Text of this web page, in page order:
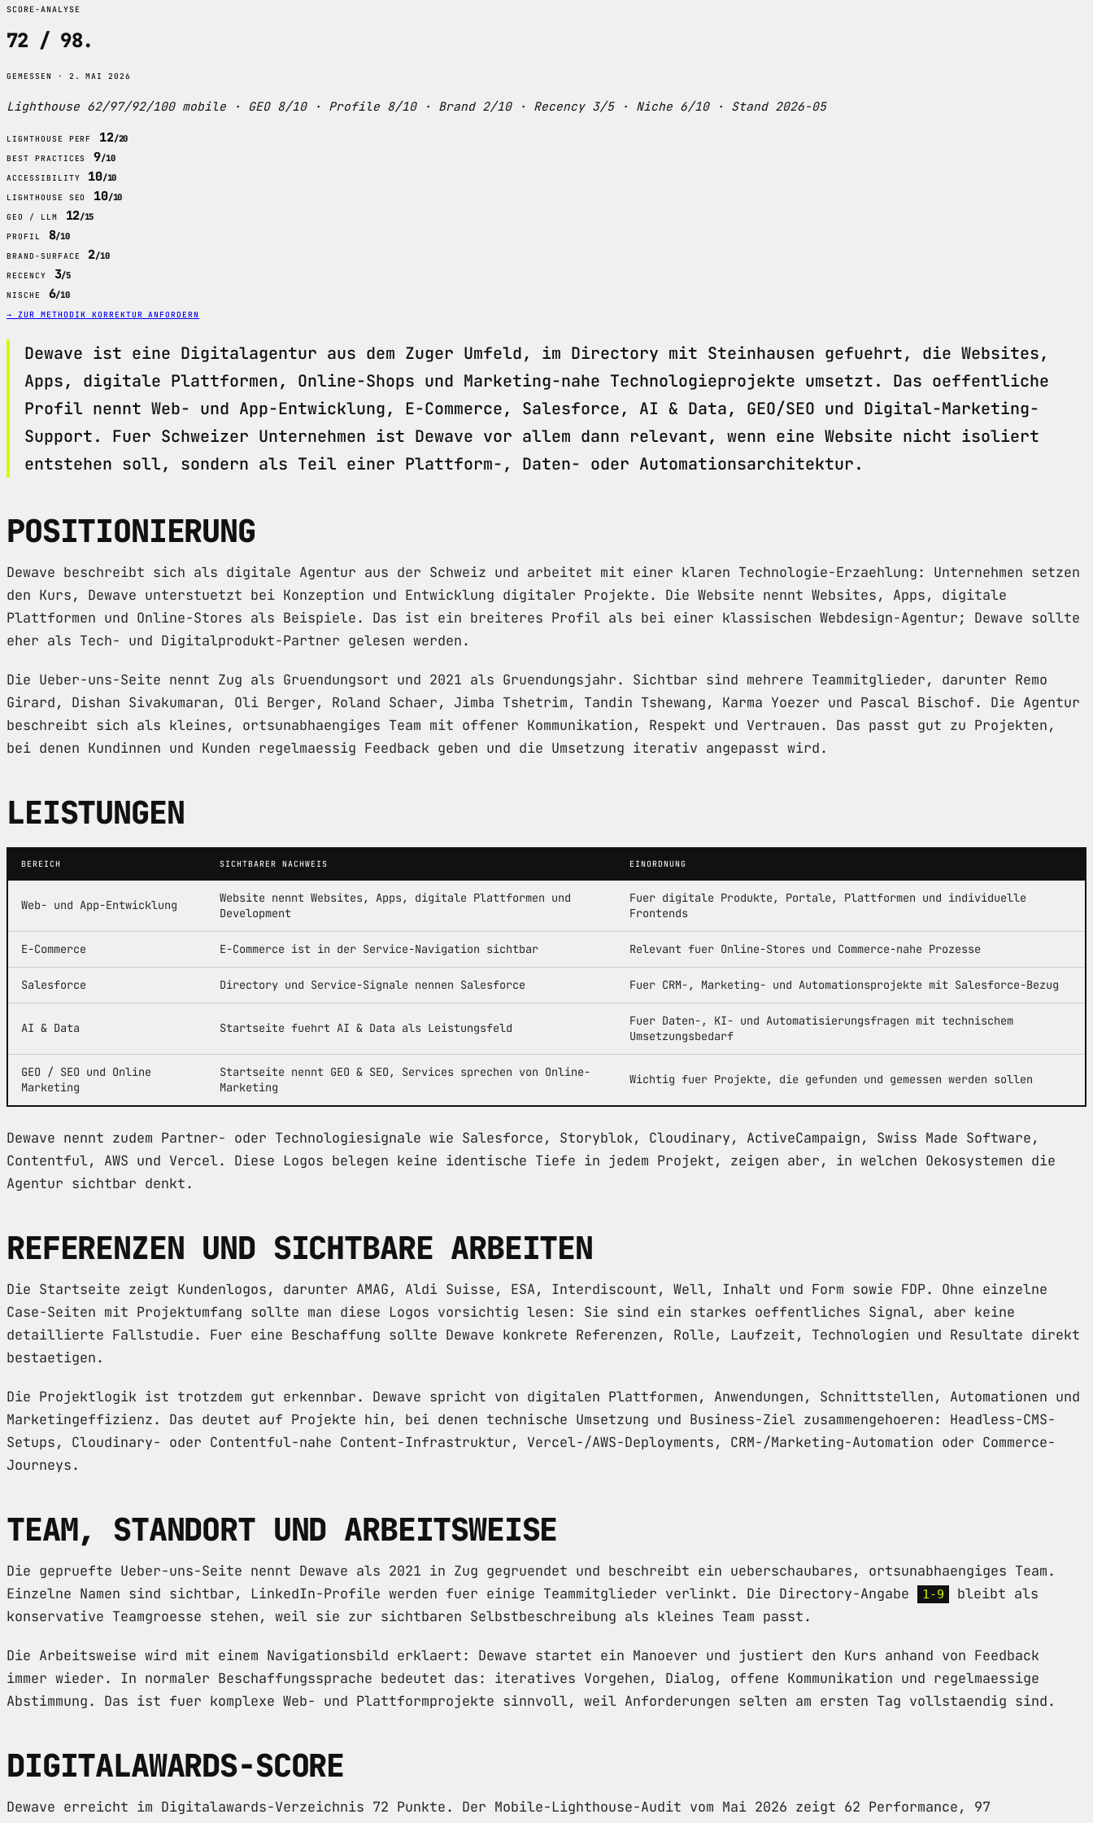
SCORE-ANALYSE
72 / 98.
GEMESSEN · 2. MAI 2026
Lighthouse 62/97/92/100 mobile · GEO 8/10 · Profile 8/10 · Brand 2/10 · Recency 3/5 · Niche 6/10 · Stand 2026-05
LIGHTHOUSE PERF 12/20
BEST PRACTICES 9/10
ACCESSIBILITY 10/10
LIGHTHOUSE SEO 10/10
GEO / LLM 12/15
PROFIL 8/10
BRAND-SURFACE 2/10
RECENCY 3/5
NISCHE 6/10
→ ZUR METHODIK KORREKTUR ANFORDERN
Dewave ist eine Digitalagentur aus dem Zuger Umfeld, im Directory mit Steinhausen gefuehrt, die Websites,
Apps, digitale Plattformen, Online-Shops und Marketing-nahe Technologieprojekte umsetzt. Das oeffentliche
Profil nennt Web- und App-Entwicklung, E-Commerce, Salesforce, AI & Data, GEO/SEO und Digital-Marketing-
Support. Fuer Schweizer Unternehmen ist Dewave vor allem dann relevant, wenn eine Website nicht isoliert
entstehen soll, sondern als Teil einer Plattform-, Daten- oder Automationsarchitektur.
POSITIONIERUNG
Dewave beschreibt sich als digitale Agentur aus der Schweiz und arbeitet mit einer klaren Technologie-Erzaehlung: Unternehmen setzen
den Kurs, Dewave unterstuetzt bei Konzeption und Entwicklung digitaler Projekte. Die Website nennt Websites, Apps, digitale
Plattformen und Online-Stores als Beispiele. Das ist ein breiteres Profil als bei einer klassischen Webdesign-Agentur; Dewave sollte
eher als Tech- und Digitalprodukt-Partner gelesen werden.
Die Ueber-uns-Seite nennt Zug als Gruendungsort und 2021 als Gruendungsjahr. Sichtbar sind mehrere Teammitglieder, darunter Remo
Girard, Dishan Sivakumaran, Oli Berger, Roland Schaer, Jimba Tshetrim, Tandin Tshewang, Karma Yoezer und Pascal Bischof. Die Agentur
beschreibt sich als kleines, ortsunabhaengiges Team mit offener Kommunikation, Respekt und Vertrauen. Das passt gut zu Projekten,
bei denen Kundinnen und Kunden regelmaessig Feedback geben und die Umsetzung iterativ angepasst wird.
LEISTUNGEN
BEREICH SICHTBARER NACHWEIS EINORDNUNG
Web- und App-Entwicklung
Website nennt Websites, Apps, digitale Plattformen und
Development
Fuer digitale Produkte, Portale, Plattformen und individuelle
Frontends
E-Commerce E-Commerce ist in der Service-Navigation sichtbar Relevant fuer Online-Stores und Commerce-nahe Prozesse
Salesforce Directory und Service-Signale nennen Salesforce Fuer CRM-, Marketing- und Automationsprojekte mit Salesforce-Bezug
AI & Data Startseite fuehrt AI & Data als Leistungsfeld
Fuer Daten-, KI- und Automatisierungsfragen mit technischem
Umsetzungsbedarf
GEO / SEO und Online
Marketing
Startseite nennt GEO & SEO, Services sprechen von Online-
Marketing
Wichtig fuer Projekte, die gefunden und gemessen werden sollen
Dewave nennt zudem Partner- oder Technologiesignale wie Salesforce, Storyblok, Cloudinary, ActiveCampaign, Swiss Made Software,
Contentful, AWS und Vercel. Diese Logos belegen keine identische Tiefe in jedem Projekt, zeigen aber, in welchen Oekosystemen die
Agentur sichtbar denkt.
REFERENZEN UND SICHTBARE ARBEITEN
Die Startseite zeigt Kundenlogos, darunter AMAG, Aldi Suisse, ESA, Interdiscount, Well, Inhalt und Form sowie FDP. Ohne einzelne
Case-Seiten mit Projektumfang sollte man diese Logos vorsichtig lesen: Sie sind ein starkes oeffentliches Signal, aber keine
detaillierte Fallstudie. Fuer eine Beschaffung sollte Dewave konkrete Referenzen, Rolle, Laufzeit, Technologien und Resultate direkt
bestaetigen.
Die Projektlogik ist trotzdem gut erkennbar. Dewave spricht von digitalen Plattformen, Anwendungen, Schnittstellen, Automationen und
Marketingeffizienz. Das deutet auf Projekte hin, bei denen technische Umsetzung und Business-Ziel zusammengehoeren: Headless-CMS-
Setups, Cloudinary- oder Contentful-nahe Content-Infrastruktur, Vercel-/AWS-Deployments, CRM-/Marketing-Automation oder Commerce-
Journeys.
TEAM, STANDORT UND ARBEITSWEISE
Die gepruefte Ueber-uns-Seite nennt Dewave als 2021 in Zug gegruendet und beschreibt ein ueberschaubares, ortsunabhaengiges Team.
Einzelne Namen sind sichtbar, LinkedIn-Profile werden fuer einige Teammitglieder verlinkt. Die Directory-Angabe
1-9
bleibt als
konservative Teamgroesse stehen, weil sie zur sichtbaren Selbstbeschreibung als kleines Team passt.
Die Arbeitsweise wird mit einem Navigationsbild erklaert: Dewave startet ein Manoever und justiert den Kurs anhand von Feedback
immer wieder. In normaler Beschaffungssprache bedeutet das: iteratives Vorgehen, Dialog, offene Kommunikation und regelmaessige
Abstimmung. Das ist fuer komplexe Web- und Plattformprojekte sinnvoll, weil Anforderungen selten am ersten Tag vollstaendig sind.
DIGITALAWARDS-SCORE
Dewave erreicht im Digitalawards-Verzeichnis 72 Punkte. Der Mobile-Lighthouse-Audit vom Mai 2026 zeigt 62 Performance, 97